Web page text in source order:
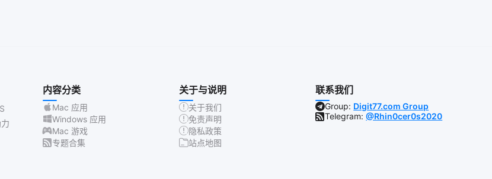
内容分类
Mac 应用
Windows 应用
Mac 游戏
专题合集
关于与说明
关于我们
免责声明
隐私政策
站点地图
联系我们
Group: Digit77.com Group
Telegram:@Rhin0cer0s2020